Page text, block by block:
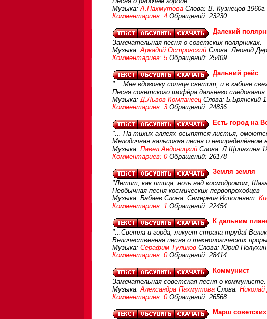
Музыка:А.Пахмутова Слова: В. Кузнецов
Комментариев: 4 Обращений: 23230
Далекий
Замечательная песня о советских полярниках.
Музыка:Аркадий Островский Слова: Леонид
Комментариев: 5 Обращений: 25409
Дальний рейс
"... Мне вдогонку солнце светит, и в кабине
Песня советского шофёра дальнего следования.
Музыка:Д.Львов-Компанеец Слова: Б.Брянский
Комментариев: 3 Обращений: 24836
Есть город на
"... На тихих аллеях осыпятся листья,
Мелодичная вальсовая песня о неопределённом
Музыка: Павел Аедоницкий Слова: Л.Щипахина
Комментариев: 0 Обращений: 26178
Земля земля
"Летит, как птица, ночь над космодромом,
Необычная песня космических первопроходцев
Музыка: Бабаев Слова: Семернин Исполняет:
Комментариев: 1 Обращений: 22454
К дальним
"...Светла и горда, ликует страна труда!
Величественная песня о технологических
Музыка: Серафим Туликов Слова: Юрий
Комментариев: 0 Обращений: 28414
Коммунист
Замечательная советская песня о коммунисте.
Музыка:Александра Пахмутова Слова: Николай
Комментариев: 0 Обращений: 26568
Марш